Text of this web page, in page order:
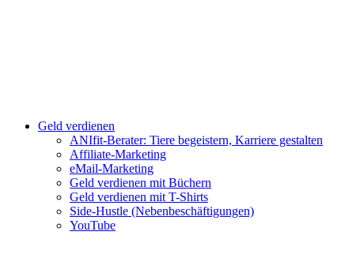
Geld verdienen
ANIfit-Berater: Tiere begeistern, Karriere gestalten
Affiliate-Marketing
eMail-Marketing
Geld verdienen mit Büchern
Geld verdienen mit T-Shirts
Side-Hustle (Nebenbeschäftigungen)
YouTube